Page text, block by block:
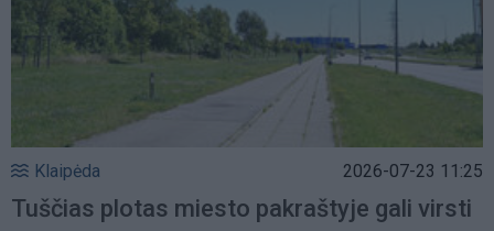
Klaipėda 2026-07-23 11:25
Tuščias plotas miesto pakraštyje gali virsti